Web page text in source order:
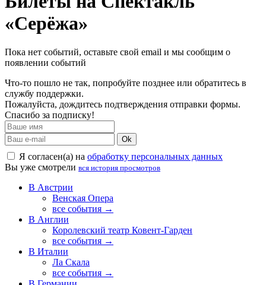
«Серёжа»
Пока нет событий, оставьте свой email и мы сообщим о
появлении событий
Что-то пошло не так, попробуйте позднее или обратитесь в
службу поддержки.
Пожалуйста, дождитесь подтверждения отправки формы.
Спасибо за подписку!
Ok
Я согласен(а) на обработку персональных данных
Вы уже смотрели вся история просмотров
В Австрии
Венская Опера
все события →
В Англии
Королевский театр Ковент-Гарден
все события →
В Италии
Ла Скала
все события →